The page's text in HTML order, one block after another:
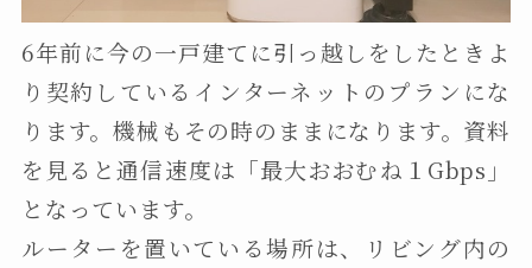
6年前に今の一戸建てに引っ越しをしたときよ
り契約しているインターネットのプランにな
ります。機械もその時のままになります。資料
を見ると通信速度は「最大おおむね１Gbps」
となっています。
ルーターを置いている場所は、リビング内の